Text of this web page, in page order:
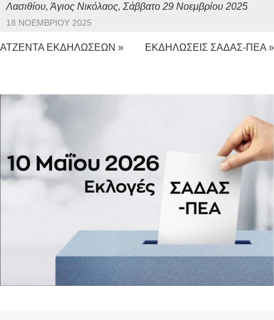
Λασιθίου, Άγιος Νικόλαος, Σάββατο 29 Νοεμβρίου 2025
18 ΝΟΕΜΒΡΊΟΥ 2025
ΑΤΖΕΝΤΑ ΕΚΔΗΛΩΣΕΩΝ » ΕΚΔΗΛΩΣΕΙΣ ΣΑΔΑΣ-ΠΕΑ »